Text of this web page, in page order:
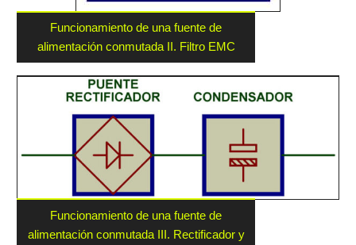
Funcionamiento de una fuente de
alimentación conmutada II. Filtro EMC
Funcionamiento de una fuente de
alimentación conmutada III. Rectificador y